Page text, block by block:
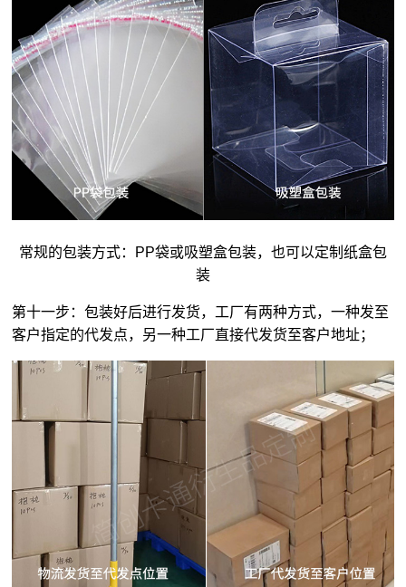
常规的包装方式：PP袋或吸塑盒包装，也可以定制纸盒包
装
第十一步：包装好后进行发货，工厂有两种方式，一种发至
客户指定的代发点，另一种工厂直接代发货至客户地址；